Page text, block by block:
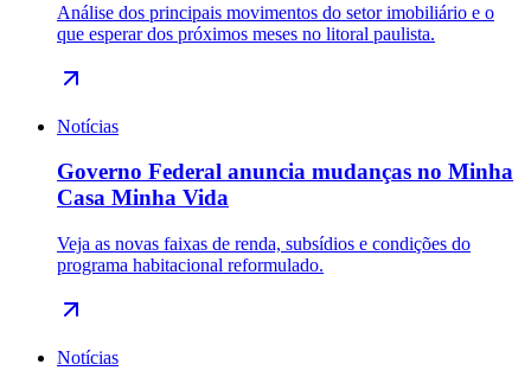
Análise dos principais movimentos do setor imobiliário e o
que esperar dos próximos meses no litoral paulista.
Notícias
Governo Federal anuncia mudanças no Minha
Casa Minha Vida
Veja as novas faixas de renda, subsídios e condições do
programa habitacional reformulado.
Notícias